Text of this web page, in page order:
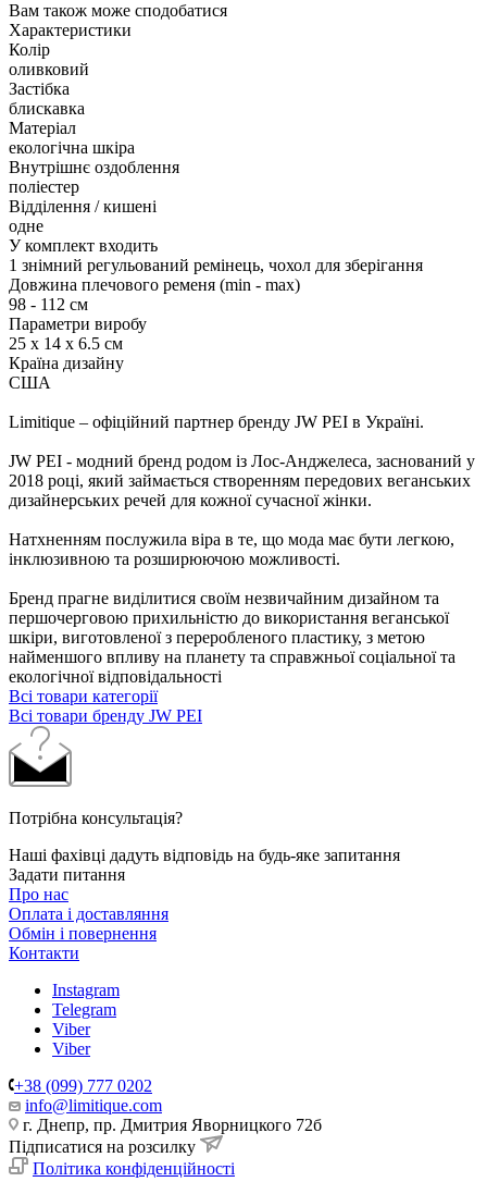
Вам також може сподобатися
Характеристики
Колір
оливковий
Застібка
блискавка
Матеріал
екологічна шкіра
Внутрішнє оздоблення
поліестер
Відділення / кишені
одне
У комплект входить
1 знімний регульований ремінець, чохол для зберігання
Довжина плечового ременя (min - max)
98 - 112 см
Параметри виробу
25 x 14 x 6.5 см
Країна дизайну
США
Limitique – офіційний партнер бренду JW PEI в Україні.
JW PEI - модний бренд родом із Лос-Анджелеса, заснований у
2018 році, який займається створенням передових веганських
дизайнерських речей для кожної сучасної жінки.
Натхненням послужила віра в те, що мода має бути легкою,
інклюзивною та розширюючою можливості.
Бренд прагне виділитися своїм незвичайним дизайном та
першочерговою прихильністю до використання веганської
шкіри, виготовленої з переробленого пластику, з метою
найменшого впливу на планету та справжньої соціальної та
екологічної відповідальності
Всі товари категорії
Всі товари бренду JW PEI
Потрібна консультація?
Наші фахівці дадуть відповідь на будь-яке запитання
Задати питання
Про нас
Оплата і доставляння
Обмін і повернення
Контакти
Instagram
Telegram
Viber
Viber
+38 (099) 777 0202
info@limitique.com
г. Днепр, пр. Дмитрия Яворницкого 72б
Підписатися на розсилку
Політика конфіденційності